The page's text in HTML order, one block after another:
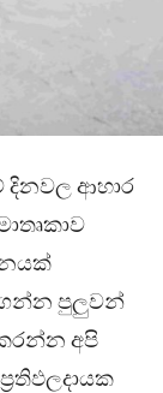
දිනවල ආහාර
පුලුවන්
අපි